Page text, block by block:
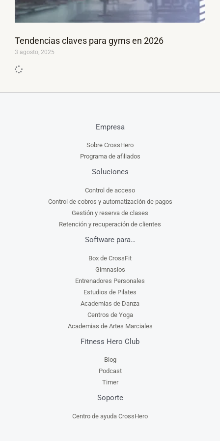
Tendencias claves para gyms en 2026
3 agosto, 2025
Empresa
Sobre CrossHero
Programa de afiliados
Soluciones
Control de acceso
Control de cobros y automatización de pagos
Gestión y reserva de clases
Retención y recuperación de clientes
Software para…
Box de CrossFit
Gimnasios
Entrenadores Personales
Estudios de Pilates
Academias de Danza
Centros de Yoga
Academias de Artes Marciales
Fitness Hero Club
Blog
Podcast
Timer
Soporte
Centro de ayuda CrossHero